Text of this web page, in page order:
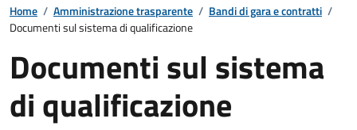
Home / Amministrazione trasparente / Bandi di gara e contratti /
Documenti sul sistema di qualificazione
Documenti sul sistema
di qualificazione